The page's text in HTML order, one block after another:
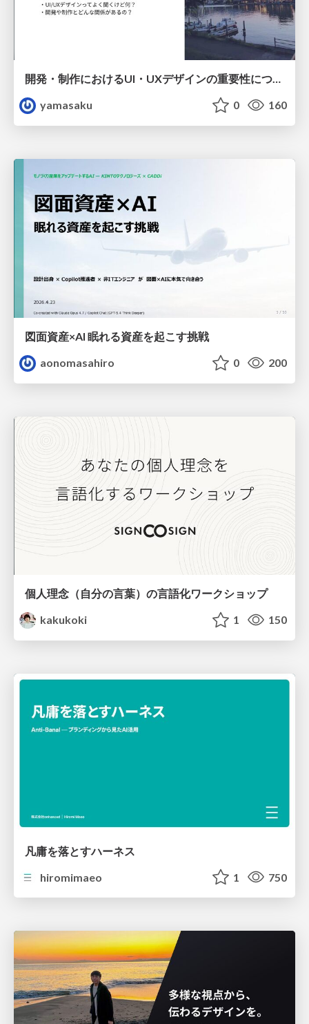
開発・制作におけるUI・UXデザインの重要性について～UI・UXデザインってなんだろう～
yamasaku
0 160
図面資産×AI 眠れる資産を起こす挑戦
aonomasahiro
0 200
個人理念（自分の言葉）の言語化ワークショップ
kakukoki
1 150
凡庸を落とすハーネス
hiromimaeo
1 750